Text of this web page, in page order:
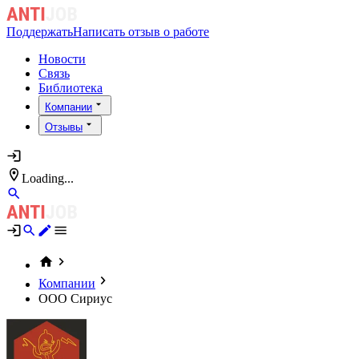
ПоддержатьНаписать отзыв о работе
Новости
Связь
Библиотека
Компании
Отзывы
Loading...
Компании
OOO Сириус